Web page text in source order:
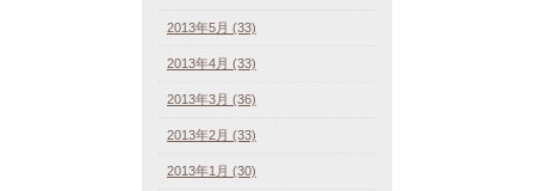
2013年5月 (33)
2013年4月 (33)
2013年3月 (36)
2013年2月 (33)
2013年1月 (30)